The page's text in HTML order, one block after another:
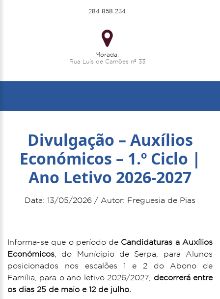
284 858 234
Morada:
Rua Luís de Camões nº 33
Divulgação – Auxílios
Económicos – 1.º Ciclo |
Ano Letivo 2026-2027
Data: 13/05/2026 / Autor: Freguesia de Pias
Informa-se que o período de Candidaturas a Auxílios
Económicos , do Munícipio de Serpa, para Alunos
posicionados nos escalões 1 e 2 do Abono de
Família, para o ano letivo 2026/2027, decorrerá entre
os dias 25 de maio e 12 de julho.